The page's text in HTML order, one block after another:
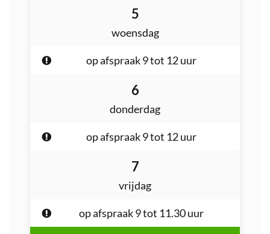
woensdag
5
op afspraak9tot 12uur
donderdag
6
op afspraak9tot 12uur
vrijdag
7
op afspraak9tot 11.30uur